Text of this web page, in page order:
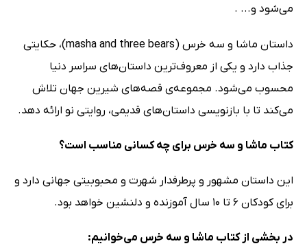
می‌شود و... .
داستان ماشا و سه خرس (masha and three bears)، حکایتی
جذاب دارد و یکی از معروف‌ترین داستان‌های سراسر دنیا
محسوب می‌شود. مجموعه‌ی قصه‌های شیرین جهان تلاش
می‌کند تا با بازنویسی داستان‌های قدیمی، روایتی نو ارائه دهد.
کتاب ماشا و سه خرس برای چه کسانی مناسب است؟
این داستان مشهور و پرطرفدار شهرت و محبوبیتی جهانی دارد و
برای کودکان 6 تا 10 سال آموزنده و دلنشین خواهد بود.
در بخشی از کتاب ماشا و سه خرس می‌خوانیم: